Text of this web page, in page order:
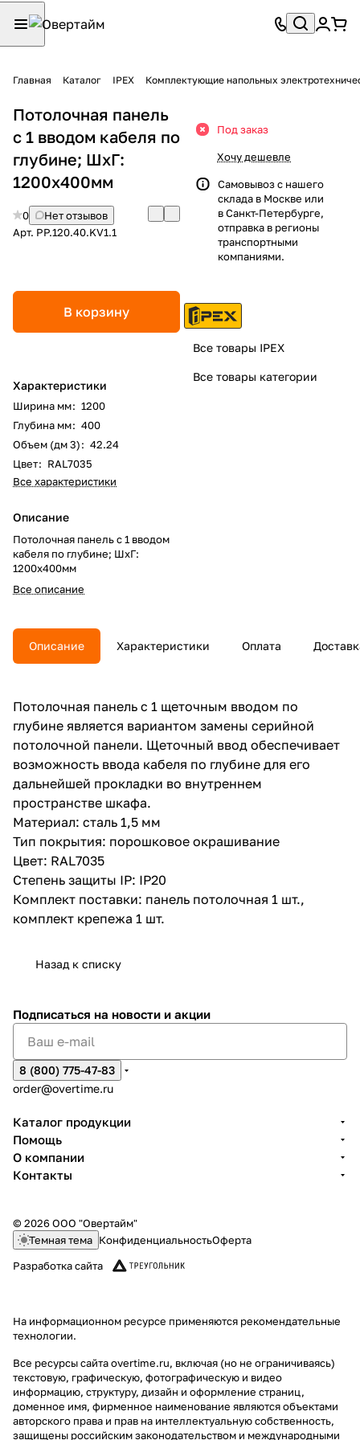
Главная Каталог IPEX Комплектующие напольных
Потолочная панель
с 1 вводом кабеля по
глубине; ШхГ:
1200х400мм
0
Нет отзывов
Арт. PP.120.40.KV1.1
В корзину
Характеристики
Ширина мм: 1200
Глубина мм: 400
Объем (дм 3): 42.24
Цвет: RAL7035
Все характеристики
Описание
Потолочная панель с 1 вводом
кабеля по глубине; ШхГ:
1200х400мм
Все описание
Под заказ
Хочу дешевле
Самовывоз с нашего
склада в Москве или
в Санкт-Петербурге,
отправка в регионы
транспортными
компаниями.
Все товары IPEX
Все товары категории
Описание Характеристики Оплата
Потолочная панель с 1 щеточным вводом по
глубине является вариантом замены серийной
потолочной панели. Щеточный ввод обеспечивает
возможность ввода кабеля по глубине для его
дальнейшей прокладки во внутреннем
пространстве шкафа.
Материал: сталь 1,5 мм
Тип покрытия: порошковое окрашивание
Цвет: RAL7035
Степень защиты IP: IP20
Комплект поставки: панель потолочная 1 шт.,
комплект крепежа 1 шт.
Назад к списку
Подписаться на новости и акции
8 (800) 775-47-83
order@overtime.ru
Каталог продукции
Помощь
О компании
Контакты
© 2026 ООО "Овертайм"
Темная тема КонфиденциальностьОферта
Разработка сайта
На информационном ресурсе применяются рекомендательные
технологии.
Все ресурсы сайта overtime.ru, включая (но не ограничиваясь)
текстовую, графическую, фотографическую и видео
информацию, структуру, дизайн и оформление страниц,
доменное имя, фирменное наименование являются объектами
авторского права и прав на интеллектуальную собственность,
защищены российским законодательством и международными